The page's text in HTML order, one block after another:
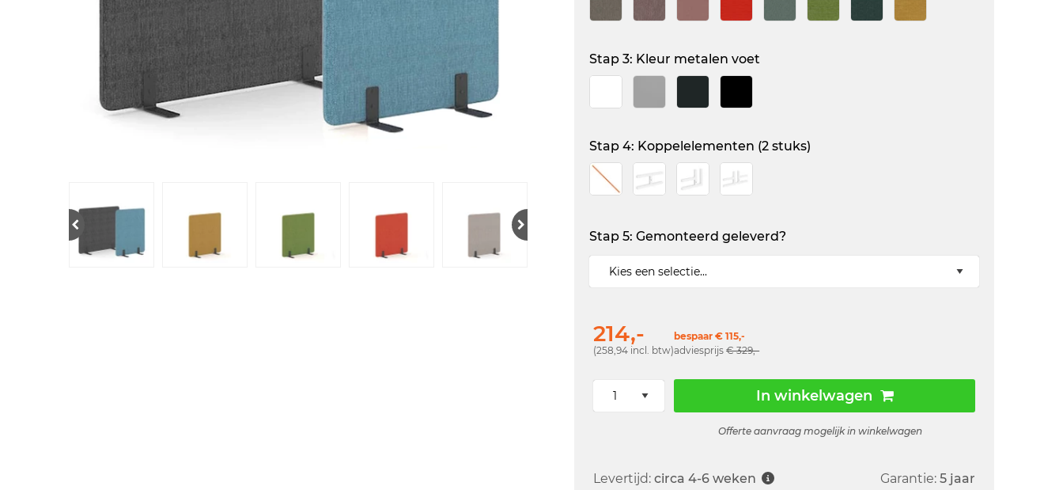
Stap 3: Kleur metalen voet
Stap 4: Koppelelementen (2 stuks)
Stap 5: Gemonteerd geleverd?
214,-
(258,94 incl. btw)
bespaar € 115,-
adviesprijs€ 329,-
In winkelwagen
Offerte aanvraag mogelijk in winkelwagen
Levertijd:circa 4-6 weken Garantie: 5 jaar